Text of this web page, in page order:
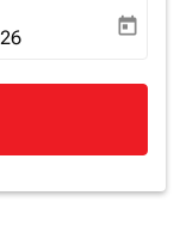
return-date-aria-
today